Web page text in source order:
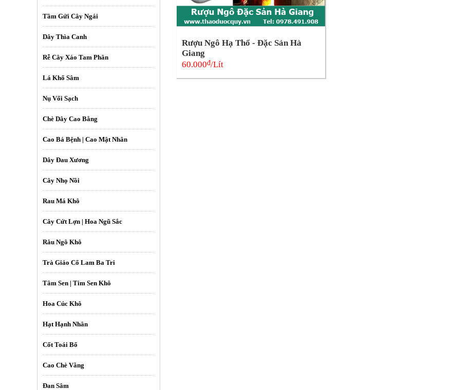
Tầm Gửi Cây Ngái
Dây Thìa Canh
Rễ Cây Xáo Tam Phân
Lá Khổ Sâm
Nụ Vối Sạch
Chè Dây Cao Bằng
Cao Bá Bệnh | Cao Mật Nhân
Dây Đau Xương
Cây Nhọ Nồi
Rau Má Khô
Cây Cứt Lợn | Hoa Ngũ Sắc
Râu Ngô Khô
Trà Giảo Cổ Lam Ba Tri
Tâm Sen | Tim Sen Khô
Hoa Cúc Khô
Hạt Hạnh Nhân
Cốt Toái Bổ
Cao Chè Vằng
Đan Sâm
Rượu Ngô Hạ Thổ - Đặc Sản Hà
Giang
60.000đ/Lít